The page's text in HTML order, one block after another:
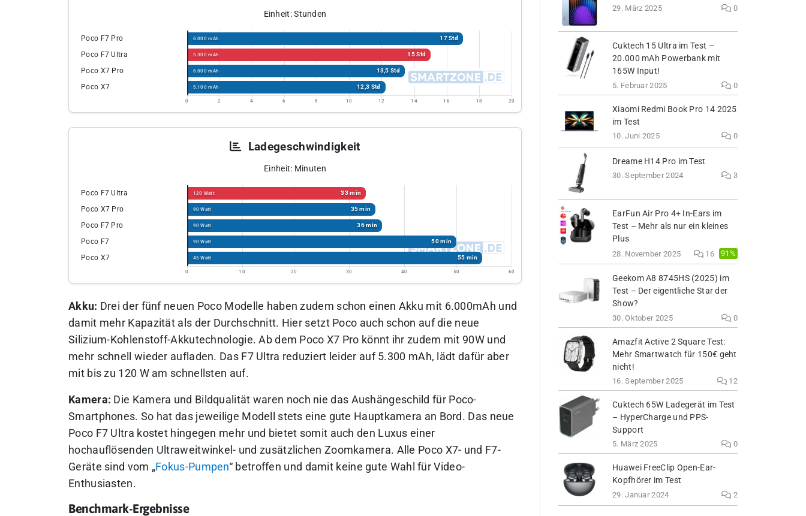
Einheit: Stunden
Poco F7 Pro 6.000 mAh 17 Std
Poco F7 Ultra 5.300 mAh 15 Std
Poco X7 Pro 6.000 mAh 13,5 Std
Poco X7 5.100 mAh 12,3 Std
0 2 4 6 8 10 12 14 16 18 20
Ladegeschwindigkeit
Einheit: Minuten
Poco F7 Ultra 120 Watt 33 min
Poco X7 Pro 90 Watt 35 min
Poco F7 Pro 90 Watt 36 min
Poco F7 90 Watt 50 min
Poco X7 45 Watt 55 min
0 10 20 30 40 50 60
Akku: Drei der fünf neuen Poco Modelle haben zudem schon einen Akku mit 6.000mAh und
damit mehr Kapazität als der Durchschnitt. Hier setzt Poco auch schon auf die neue
Silizium-Kohlenstoff-Akkutechnologie. Ab dem Poco X7 Pro könnt ihr zudem mit 90W und
mehr schnell wieder aufladen. Das F7 Ultra reduziert leider auf 5.300 mAh, lädt dafür aber
mit bis zu 120 W am schnellsten auf.
Kamera: Die Kamera und Bildqualität waren noch nie das Aushängeschild für Poco-
Smartphones. So hat das jeweilige Modell stets eine gute Hauptkamera an Bord. Das neue
Poco F7 Ultra kostet hingegen mehr und bietet somit auch den Luxus einer
hochauflösenden Ultraweitwinkel- und zusätzlichen Zoomkamera. Alle Poco X7- und F7-
Geräte sind vom „Fokus-Pumpen“ betroffen und damit keine gute Wahl für Video-
Enthusiasten.
Benchmark-Ergebnisse
29. März 2025 0
Cuktech 15 Ultra im Test –
20.000 mAh Powerbank mit
165W Input!
5. Februar 2025 0
Xiaomi Redmi Book Pro 14 2025
im Test
10. Juni 2025 0
Dreame H14 Pro im Test
30. September 2024 3
EarFun Air Pro 4+ In-Ears im
Test – Mehr als nur ein kleines
Plus
28. November 2025 16 91%
Geekom A8 8745HS (2025) im
Test – Der eigentliche Star der
Show?
30. Oktober 2025 0
Amazfit Active 2 Square Test:
Mehr Smartwatch für 150€ geht
nicht!
16. September 2025 12
Cuktech 65W Ladegerät im Test
– HyperCharge und PPS-
Support
5. März 2025 0
Huawei FreeClip Open-Ear-
Kopfhörer im Test
29. Januar 2024 2